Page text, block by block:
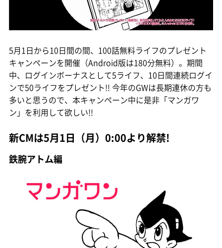
5月1日から10日間の間、100話無料ライフのプレゼント
キャンペーンを開催（Android版は180分無料）。期間
中、ログインボーナスとして5ライフ、10日間連続ログイ
ンで50ライフをプレゼント!! 今年のGWは長期連休の方も
多いと思うので、本キャンペーン中に是非「マンガワ
ン」を利用して欲しい!!
新CMは5月1日（月）0:00より解禁!
鉄腕アトム編